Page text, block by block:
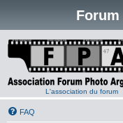
L'association du forum
FAQ